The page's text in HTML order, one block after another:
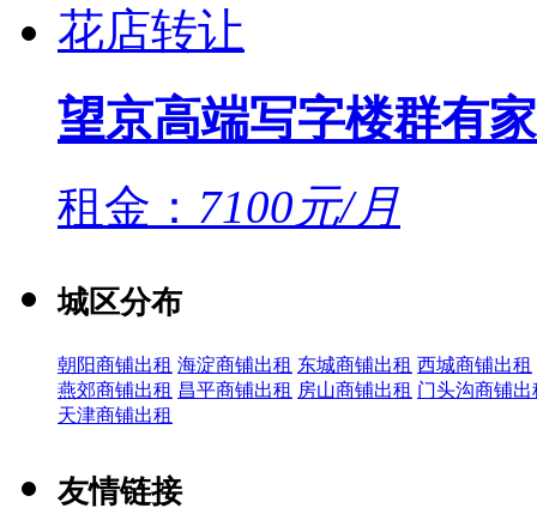
望京高端写字楼群有
租金： 7100元/月
城区分布
朝阳商铺出租 海淀商铺出租 东城商铺出租 西城商铺出租
燕郊商铺出租 昌平商铺出租 房山商铺出租 门头沟商铺出
天津商铺出租
友情链接